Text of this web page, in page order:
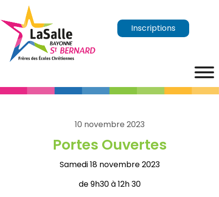
Inscriptions
10 novembre 2023
Portes Ouvertes
Samedi 18 novembre 2023
de 9h30 à 12h 30